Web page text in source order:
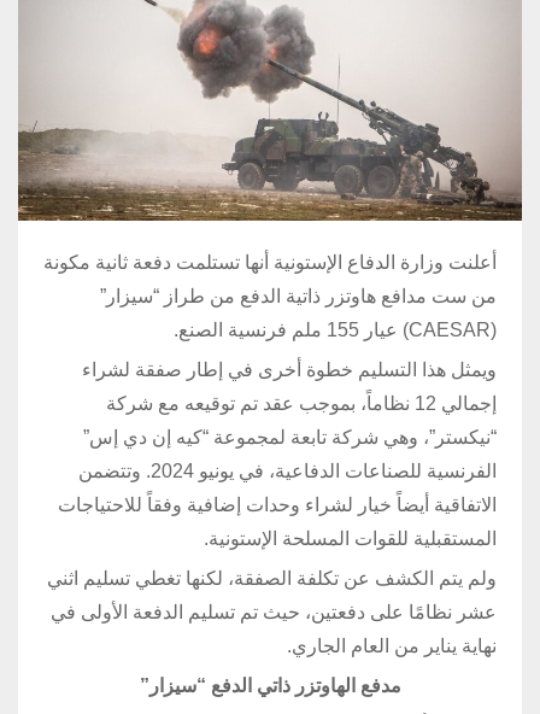
أعلنت وزارة الدفاع الإستونية أنها تستلمت دفعة ثانية مكونة
من ست مدافع هاوتزر ذاتية الدفع من طراز “سيزار”
(CAESAR) عيار 155 ملم فرنسية الصنع.
ويمثل هذا التسليم خطوة أخرى في إطار صفقة لشراء
إجمالي 12 نظاماً، بموجب عقد تم توقيعه مع شركة
“نيكستر”، وهي شركة تابعة لمجموعة “كيه إن دي إس”
الفرنسية للصناعات الدفاعية، في يونيو 2024. وتتضمن
الاتفاقية أيضاً خيار لشراء وحدات إضافية وفقاً للاحتياجات
المستقبلية للقوات المسلحة الإستونية.
ولم يتم الكشف عن تكلفة الصفقة، لكنها تغطي تسليم اثني
عشر نظامًا على دفعتين، حيث تم تسليم الدفعة الأولى في
نهاية يناير من العام الجاري.
مدفع الهاوتزر ذاتي الدفع “سيزار”